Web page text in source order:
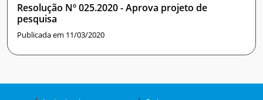
Resolução Nº 025.2020 - Aprova projeto de
pesquisa
Publicada em 11/03/2020